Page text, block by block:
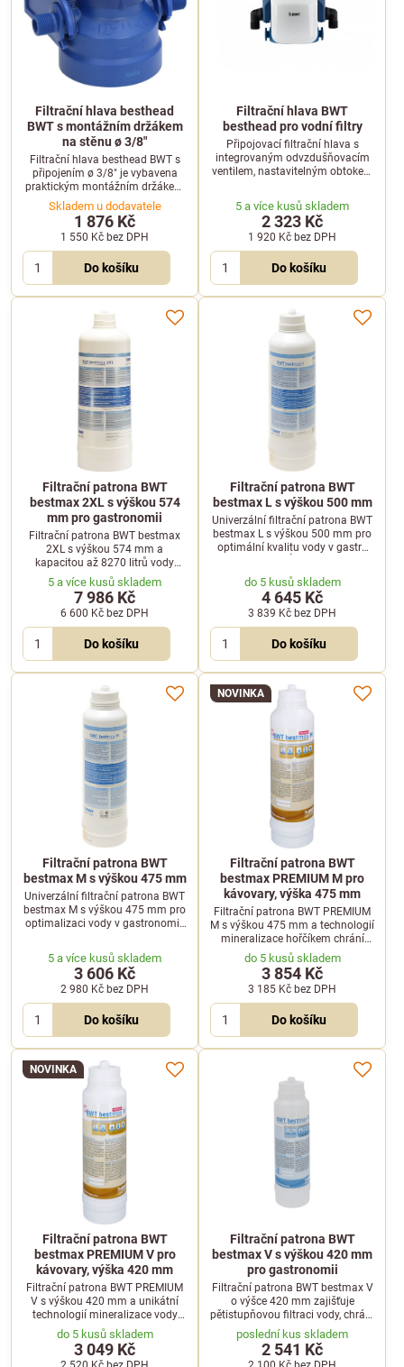
Filtrační hlava besthead
BWT s montážním držákem
na stěnu ø 3/8"
Filtrační hlava besthead BWT s
připojením ø 3/8" je vybavena
praktickým montážním držákem
na stěnu. Ideální pro spolehlivé
upevnění a snadnou instalaci
filtračních systémů BWT.
Skladem u dodavatele
1 876 Kč
1 550 Kč bez DPH
Do košíku
Filtrační hlava BWT
besthead pro vodní filtry
Připojovací filtrační hlava s
integrovaným odvzdušňovacím
ventilem, nastavitelným obtokem
při výměně filtrační patrony.
5 a více kusů skladem
2 323 Kč
1 920 Kč bez DPH
Do košíku
Filtrační patrona BWT
bestmax 2XL s výškou 574
mm pro gastronomii
Filtrační patrona BWT bestmax
2XL s výškou 574 mm a
kapacitou až 8270 litrů vody
chrání profesionální kávovary
před vodním kamenem a
nečistotami.
5 a více kusů skladem
7 986 Kč
6 600 Kč bez DPH
Do košíku
Filtrační patrona BWT
bestmax L s výškou 500 mm
Univerzální filtrační patrona BWT
bestmax L s výškou 500 mm pro
optimální kvalitu vody v gastro
profesionální kávovary před
usazeninami vodního kamene.
do 5 kusů skladem
4 645 Kč
3 839 Kč bez DPH
Do košíku
Filtrační patrona BWT
bestmax M s výškou 475 mm
Univerzální filtrační patrona BWT
bestmax M s výškou 475 mm pro
optimalizaci vody v gastronomii.
zařízení před usazeninami
vodního kamene.
5 a více kusů skladem
3 606 Kč
2 980 Kč bez DPH
Do košíku
NOVINKA
Filtrační patrona BWT
bestmax PREMIUM M pro
kávovary, výška 475 mm
Filtrační patrona BWT PREMIUM
M s výškou 475 mm a technologií
mineralizace hořčíkem chrání
kávovary před vodním kamenem
a optimalizuje kvalitu vody pro
extrakci.
do 5 kusů skladem
3 854 Kč
3 185 Kč bez DPH
Do košíku
NOVINKA
Filtrační patrona BWT
bestmax PREMIUM V pro
kávovary, výška 420 mm
Filtrační patrona BWT PREMIUM
V s výškou 420 mm a unikátní
technologií mineralizace vody
hořčíkem chrání kávovary před
vodním kamenem a zlepšuje chuť
kávy.
do 5 kusů skladem
3 049 Kč
Filtrační patrona BWT
bestmax V s výškou 420 mm
pro gastronomii
Filtrační patrona BWT bestmax V
o výšce 420 mm zajišťuje
pětistupňovou filtraci vody, chrání
kávovary před vodním kamenem
a odstraňuje nežádoucí látky.
poslední kus skladem
2 541 Kč